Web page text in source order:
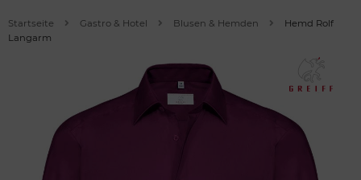
Startseite Gastro & Hotel Blusen & Hemden
Hemd Rolf
Langarm